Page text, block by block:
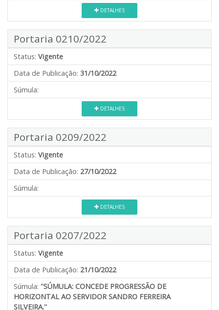
DETALHES
Portaria 0210/2022
Status: Vigente
Data de Publicação: 31/10/2022
Súmula:
DETALHES
Portaria 0209/2022
Status: Vigente
Data de Publicação: 27/10/2022
Súmula:
DETALHES
Portaria 0207/2022
Status: Vigente
Data de Publicação: 21/10/2022
Súmula: ''SÚMULA: CONCEDE PROGRESSÃO DE
HORIZONTAL AO SERVIDOR SANDRO FERREIRA
SILVEIRA.''